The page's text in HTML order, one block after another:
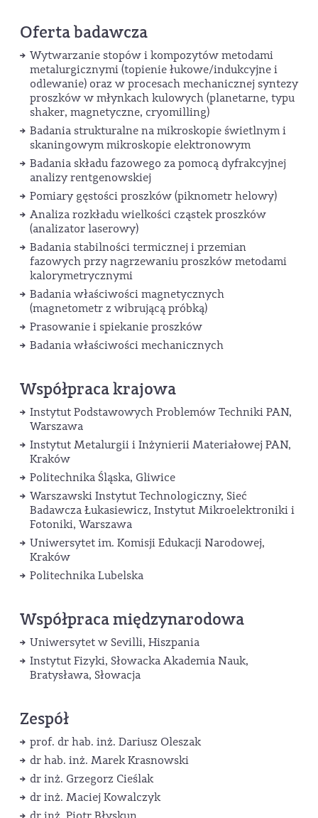
Oferta badawcza
Wytwarzanie stopów i kompozytów metodami
metalurgicznymi (topienie łukowe/indukcyjne i
odlewanie) oraz w procesach mechanicznej syntezy
proszków w młynkach kulowych (planetarne, typu
shaker, magnetyczne, cryomilling)
Badania strukturalne na mikroskopie świetlnym i
skaningowym mikroskopie elektronowym
Badania składu fazowego za pomocą dyfrakcyjnej
analizy rentgenowskiej
Pomiary gęstości proszków (piknometr helowy)
Analiza rozkładu wielkości cząstek proszków
(analizator laserowy)
Badania stabilności termicznej i przemian
fazowych przy nagrzewaniu proszków metodami
kalorymetrycznymi
Badania właściwości magnetycznych
(magnetometr z wibrującą próbką)
Prasowanie i spiekanie proszków
Badania właściwości mechanicznych
Współpraca krajowa
Instytut Podstawowych Problemów Techniki PAN,
Warszawa
Instytut Metalurgii i Inżynierii Materiałowej PAN,
Kraków
Politechnika Śląska, Gliwice
Warszawski Instytut Technologiczny, Sieć
Badawcza Łukasiewicz, Instytut Mikroelektroniki i
Fotoniki, Warszawa
Uniwersytet im. Komisji Edukacji Narodowej,
Kraków
Politechnika Lubelska
Współpraca międzynarodowa
Uniwersytet w Sevilli, Hiszpania
Instytut Fizyki, Słowacka Akademia Nauk,
Bratysława, Słowacja
Zespół
prof. dr hab. inż. Dariusz Oleszak
dr hab. inż. Marek Krasnowski
dr inż. Grzegorz Cieślak
dr inż. Maciej Kowalczyk